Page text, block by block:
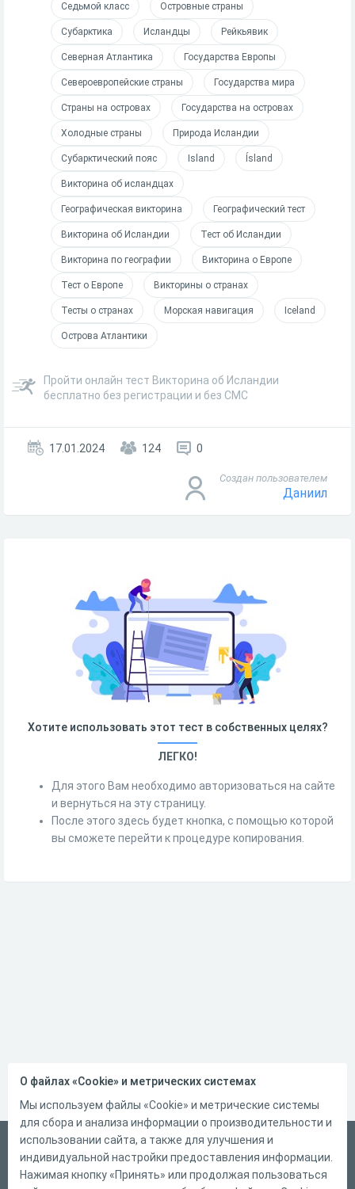
Седьмой класс Островные страны
Субарктика Исландцы Рейкьявик
Северная Атлантика Государства Европы
Североевропейские страны Государства мира
Страны на островах Государства на островах
Холодные страны Природа Исландии
Субарктический пояс Island Ísland
Викторина об исландцах
Географическая викторина Географический тест
Викторина об Исландии Тест об Исландии
Викторина по географии Викторина о Европе
Тест о Европе Викторины о странах
Тесты о странах Морская навигация Iceland
Острова Атлантики
Пройти онлайн тест Викторина об Исландии
бесплатно без регистрации и без СМС
17.01.2024 124 0
Создан пользователем
Даниил
Хотите использовать этот тест в собственных целях?
ЛЕГКО!
Для этого Вам необходимо авторизоваться на сайте
и вернуться на эту страницу.
После этого здесь будет кнопка, с помощью которой
вы сможете перейти к процедуре копирования.
Русский
Справка
О файлах «Cookie» и метрических системах
Мы используем файлы «Cookie» и метрические системы
для сбора и анализа информации о производительности и
использовании сайта, а также для улучшения и
индивидуальной настройки предоставления информации.
Нажимая кнопку «Принять» или продолжая пользоваться